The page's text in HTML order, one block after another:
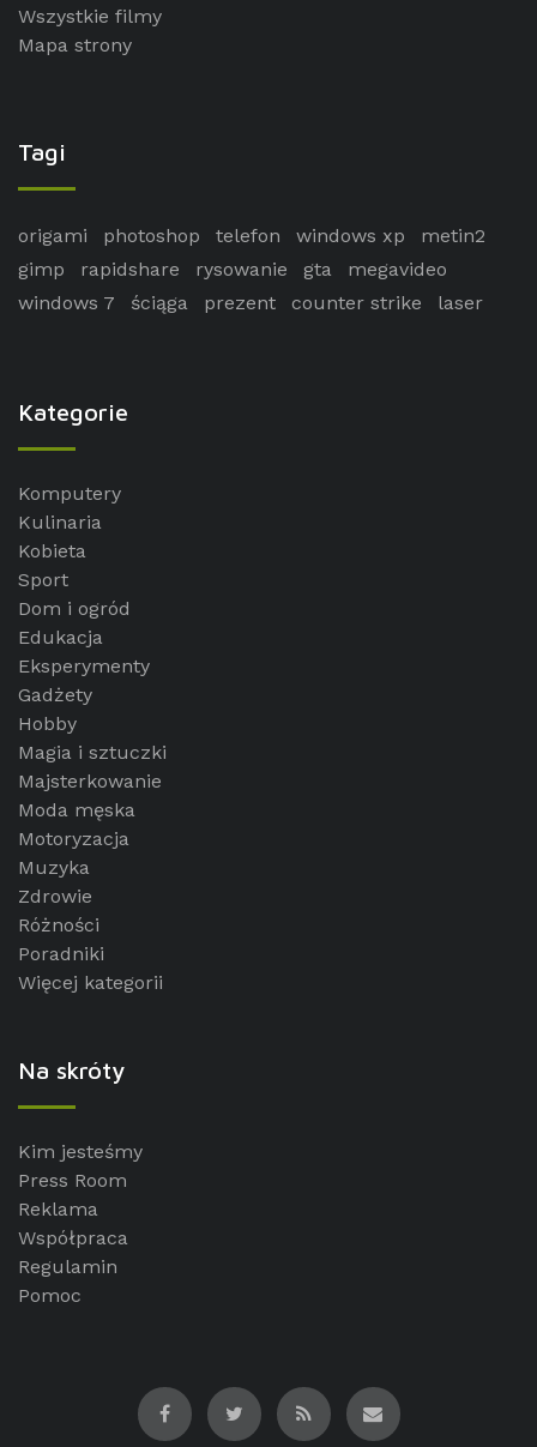
Wszystkie filmy
Mapa strony
Tagi
origami photoshop telefon windows xp
metin2
gimp
rapidshare rysowanie gta
megavideo
windows 7
ściąga prezent counter strike laser
Kategorie
Komputery
Kulinaria
Kobieta
Sport
Dom i ogród
Edukacja
Eksperymenty
Gadżety
Hobby
Magia i sztuczki
Majsterkowanie
Moda męska
Motoryzacja
Muzyka
Zdrowie
Różności
Poradniki
Więcej kategorii
Na skróty
Kim jesteśmy
Press Room
Reklama
Współpraca
Regulamin
Pomoc